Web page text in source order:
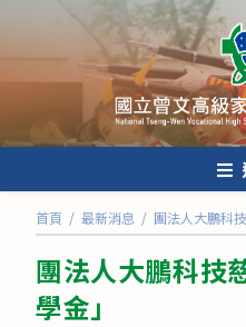
內
首頁 / 最新消息 / 團法人大鵬科
團法人大鵬科技
學金」